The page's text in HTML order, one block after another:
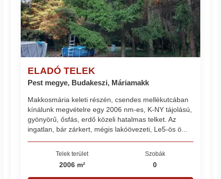
ELADÓ TELEK
Pest megye, Budakeszi, Máriamakk
Makkosmária keleti részén, csendes mellékutcában
kínálunk megvételre egy 2006 nm-es, K-NY tájolású,
gyönyörű, ősfás, erdő közeli hatalmas telket. Az
ingatlan, bár zárkert, mégis lakóövezeti, Le5-ös ö...
Telek terület
2006 m²
Szobák
0